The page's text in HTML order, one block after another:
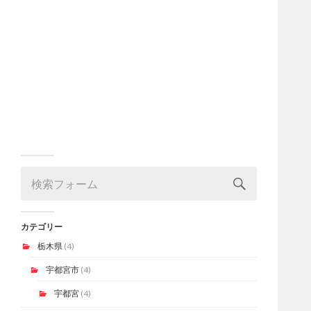
カテゴリー
栃木県 (4)
宇都宮市(4)
宇都宮(4)